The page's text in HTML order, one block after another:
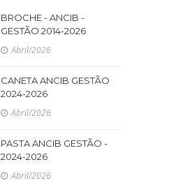
BROCHE - ANCIB -
GESTÃO 2014-2026
Abril/2026
CANETA ANCIB GESTÃO
2024-2026
Abril/2026
PASTA ANCIB GESTÃO -
2024-2026
Abril/2026